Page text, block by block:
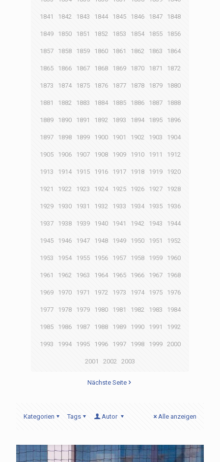
1841 1842 1843 1844 1845 1846 1847 1848
1849 1850 1851 1852 1853 1854 1855 1856
1857 1858 1859 1860 1861 1862 1863 1864
1865 1866 1867 1868 1869 1870 1871 1872
1873 1874 1875 1876 1877 1878 1879 1880
1881 1882 1883 1884 1885 1886 1887 1888
1889 1890 1891 1892 1893 1894 1895 1896
1897 1898 1899 1900 1901 1902 1903 1904
1905 1906 1907 1908 1909 1910 1911 1912
1913 1914 1915 1916 1917 1918 1919 1920
1921 1922 1923 1924 1925 1926 1927 1928
1929 1930 1931 1932 1933 1934 1935 1936
1937 1938 1939 1940 1941 1942 1943 1944
1945 1946 1947 1948 1949 1950 1951 1952
1953 1954 1955 1956 1957 1958 1959 1960
1961 1962 1963 1964 1965 1966 1967 1968
1969 1970 1971 1972 1973 1974 1975 1976
1977 1978 1979 1980 1981 1982 1983 1984
1985 1986 1987 1988 1989 1990 1991 1992
1993 1994 1995 1996 1997 1998 1999 2000
2001 2002 2003
Nächste Seite
Kategorien Tags Autor Alle anzeigen